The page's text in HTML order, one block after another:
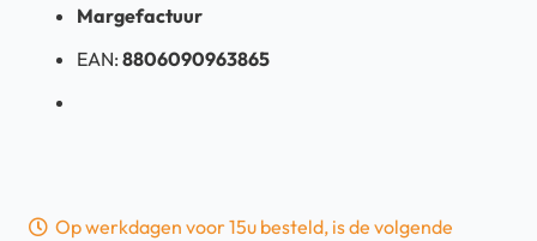
Margefactuur
EAN: 8806090963865
Op werkdagen voor 15u besteld, is de volgende